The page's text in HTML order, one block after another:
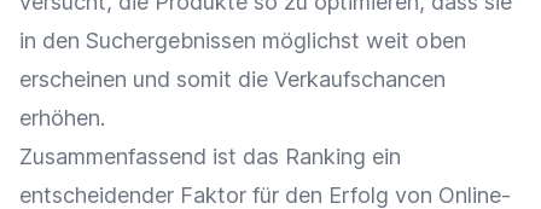
in den Suchergebnissen möglichst weit oben
erscheinen und somit die Verkaufschancen
erhöhen.
Zusammenfassend ist das Ranking ein
entscheidender Faktor für den Erfolg von Online-